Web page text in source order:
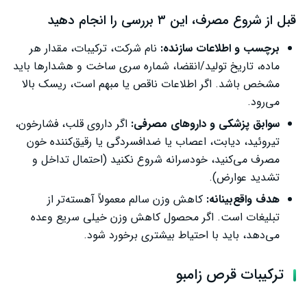
قبل از شروع مصرف، این ۳ بررسی را انجام دهید
برچسب و اطلاعات سازنده: نام شرکت، ترکیبات، مقدار هر
ماده، تاریخ تولید/انقضا، شماره سری ساخت و هشدارها باید
مشخص باشد. اگر اطلاعات ناقص یا مبهم است، ریسک بالا
می‌رود.
سوابق پزشکی و داروهای مصرفی: اگر داروی قلب، فشارخون،
تیروئید، دیابت، اعصاب یا ضدافسردگی یا رقیق‌کننده خون
مصرف می‌کنید، خودسرانه شروع نکنید (احتمال تداخل و
تشدید عوارض).
هدف واقع‌بینانه: کاهش وزن سالم معمولاً آهسته‌تر از
تبلیغات است. اگر محصول کاهش وزن خیلی سریع وعده
می‌دهد، باید با احتیاط بیشتری برخورد شود.
ترکیبات قرص زامبو